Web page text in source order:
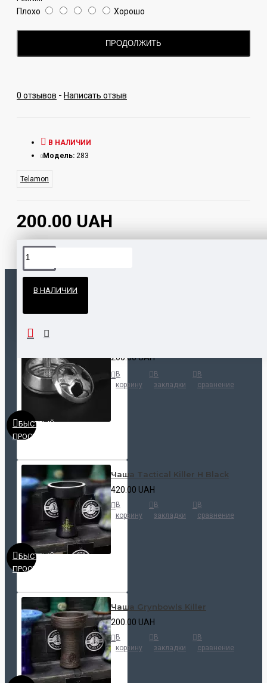
Плохо Хорошо
ПРОДОЛЖИТЬ
0 отзывов - Написать отзыв
200.00 UAH
В НАЛИЧИИ
Модель: 283
Telamon
В НАЛИЧИИ
ПОПУЛЯРНЫЕ ТОВАРЫ
БЫСТРЫЙ
ПРОСМОТР
200.00 UAH
В
корзину
В
закладки
В
сравнение
БЫСТРЫЙ
ПРОСМОТР
Чаша Tactical Killer H Black
420.00 UAH
В
корзину
В
закладки
В
сравнение
Чаша Grynbowls Killer
200.00 UAH
В
корзину
В
закладки
В
сравнение